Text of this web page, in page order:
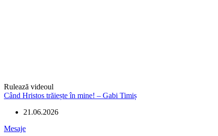
Rulează videoul
Când Hristos trăiește în mine! – Gabi Timiș
21.06.2026
Mesaje